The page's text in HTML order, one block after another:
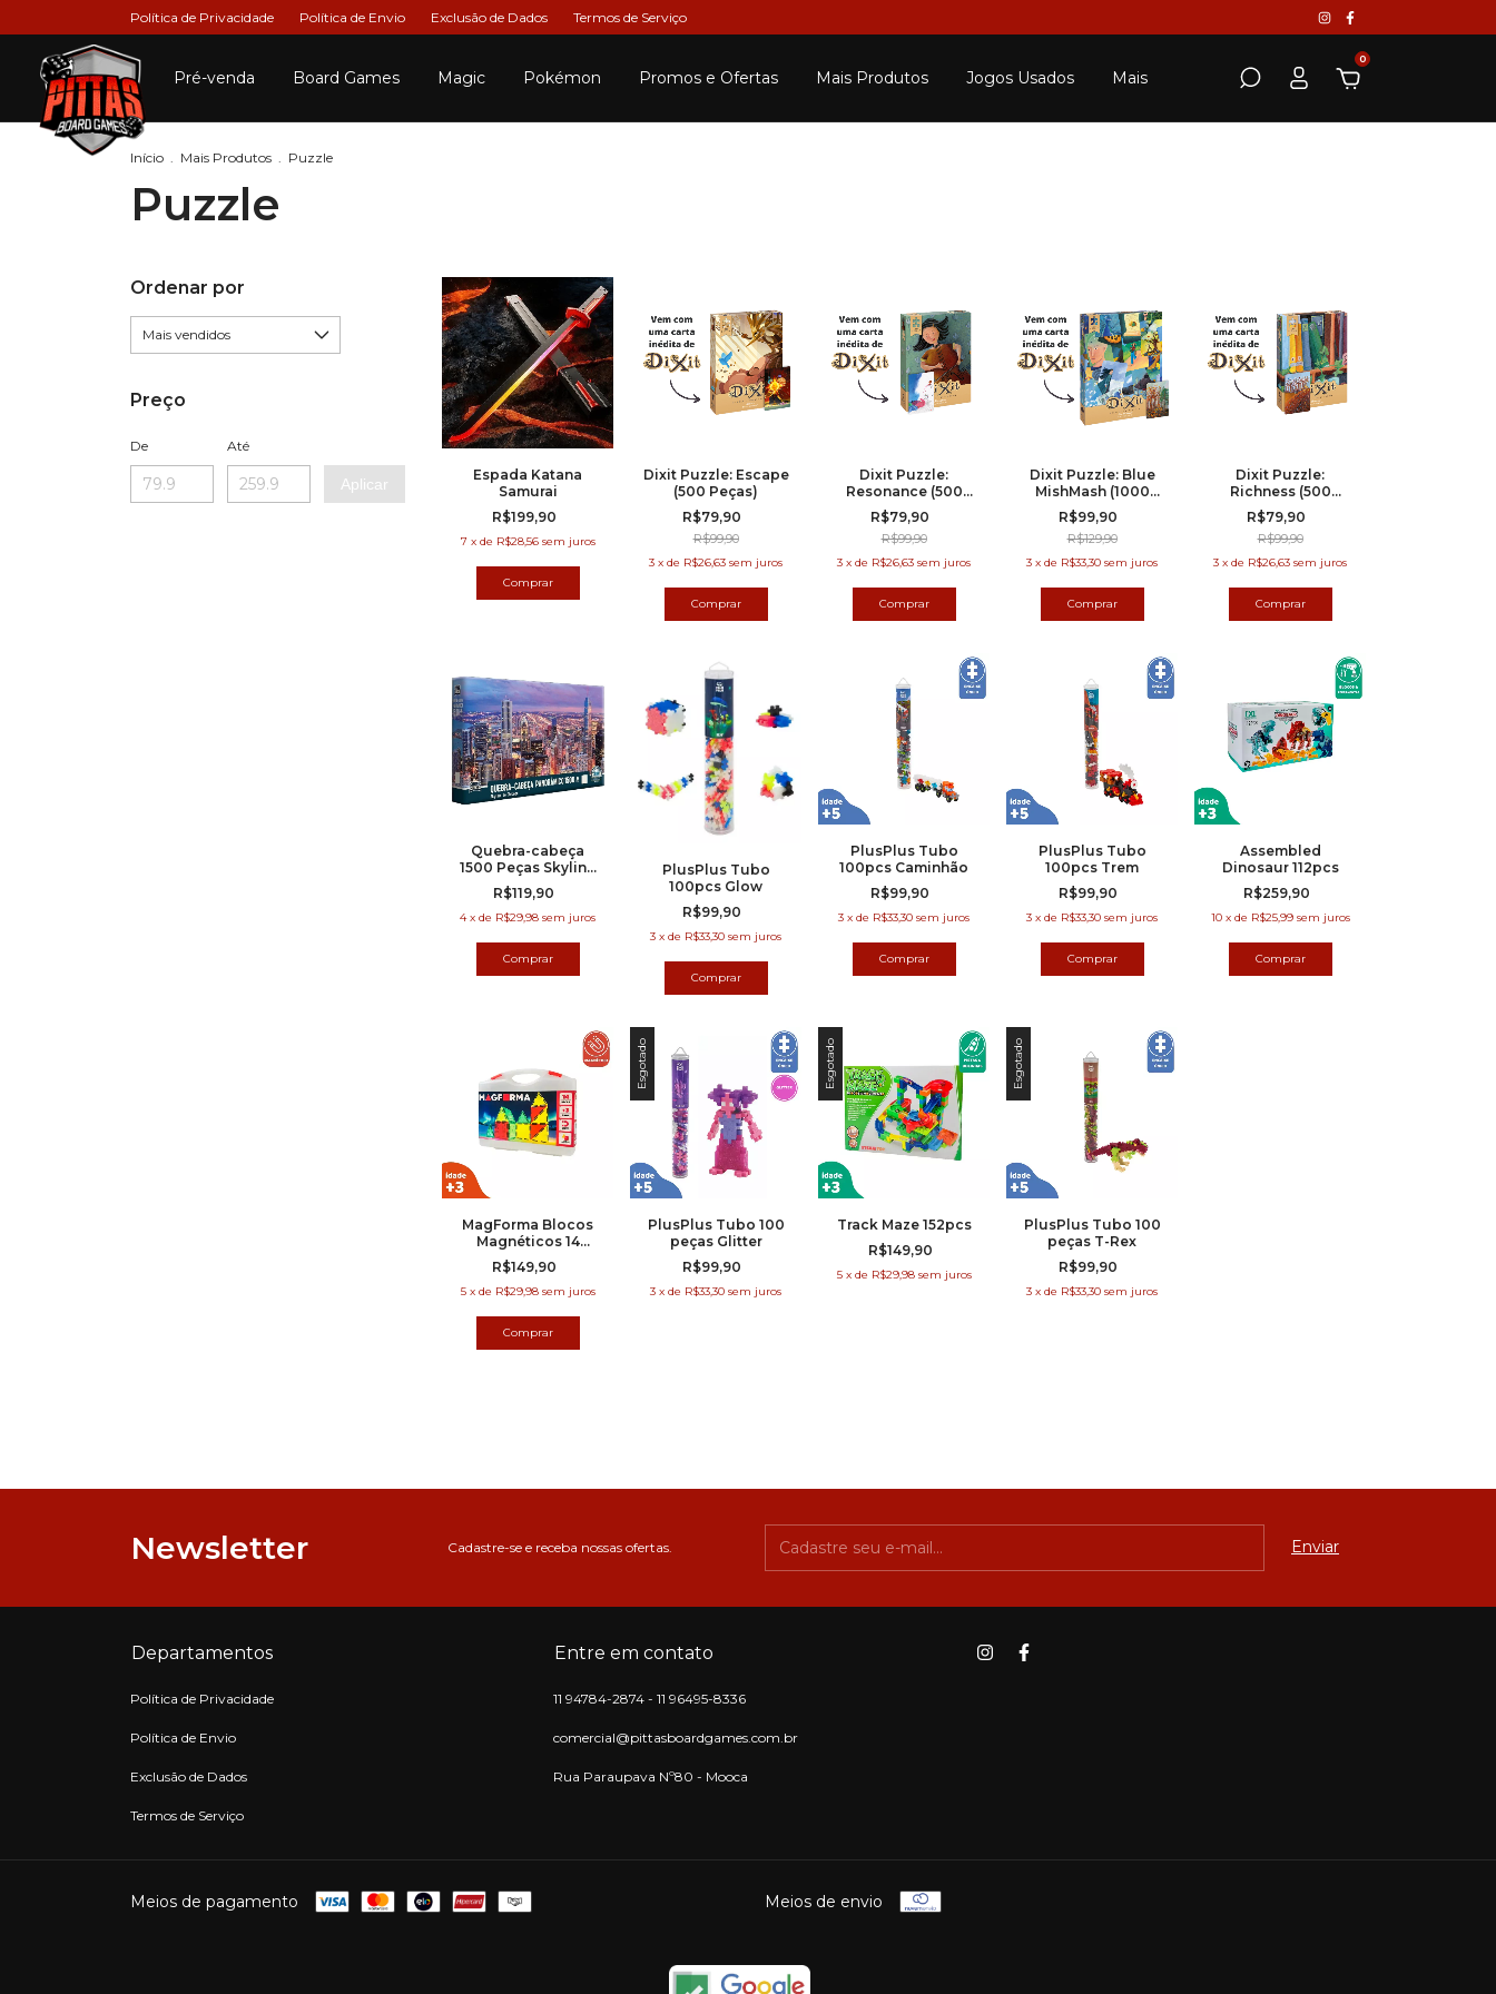
Política de Privacidade Política de Envio Exclusão de Dados Termos de Serviço
Pré-venda Board Games Magic Pokémon Promos e Ofertas Mais Produtos Jogos Usados Mais
0
Início . Mais Produtos . Puzzle
Puzzle
Ordenar por
Preço
De Até
Aplicar
Espada Katana
Samurai
R$199,90
7 x de R$28,56 sem juros
Dixit Puzzle: Escape
(500 Peças)
R$79,90
R$99,90
3 x de R$26,63 sem juros
Dixit Puzzle:
Resonance (500
Peças)
R$79,90
R$99,90
3 x de R$26,63 sem juros
Dixit Puzzle: Blue
MishMash (1000
Peças)
R$99,90
R$129,90
3 x de R$33,30 sem juros
Dixit Puzzle:
Richness (500
Peças)
R$79,90
R$99,90
3 x de R$26,63 sem juros
Quebra-cabeça
1500 Peças Skyline
de Chicago - Game
Office Panorâmico
Toyster
R$119,90
4 x de R$29,98 sem juros
PlusPlus Tubo
100pcs Glow
R$99,90
3 x de R$33,30 sem juros
PlusPlus Tubo
100pcs Caminhão
R$99,90
3 x de R$33,30 sem juros
PlusPlus Tubo
100pcs Trem
R$99,90
3 x de R$33,30 sem juros
Assembled
Dinosaur 112pcs
R$259,90
10 x de R$25,99 sem juros
MagForma Blocos
Magnéticos 14
peças
R$149,90
5 x de R$29,98 sem juros
Esgotado
PlusPlus Tubo 100
peças Glitter
R$99,90
3 x de R$33,30 sem juros
Esgotado
Track Maze 152pcs
R$149,90
5 x de R$29,98 sem juros
Esgotado
PlusPlus Tubo 100
peças T-Rex
R$99,90
3 x de R$33,30 sem juros
Newsletter Cadastre-se e receba nossas ofertas.
Departamentos
Política de Privacidade
Política de Envio
Exclusão de Dados
Termos de Serviço
Entre em contato
11 94784-2874 - 11 96495-8336
comercial@pittasboardgames.com.br
Rua Paraupava Nº80 - Mooca
Meios de pagamento Meios de envio